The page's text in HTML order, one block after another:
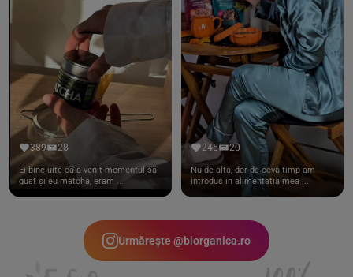
389 28
Ei bine uite că a venit momentul să
gust și eu matcha, eram ...
245 20
Nu de alta, dar de ceva timp am
introdus in alimentatia mea ...
Urmărește @biorganica.ro